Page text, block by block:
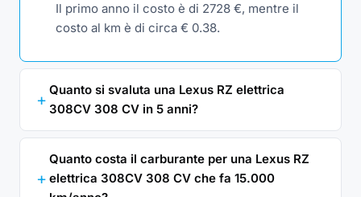
Il primo anno il costo è di 2728 €, mentre il
costo al km è di circa € 0.38.
Quanto si svaluta una Lexus RZ elettrica
308CV 308 CV in 5 anni?
Quanto costa il carburante per una Lexus RZ
elettrica 308CV 308 CV che fa 15.000